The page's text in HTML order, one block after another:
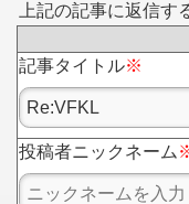
上記の記事に返信す
記事タイトル※
投稿者ニックネーム